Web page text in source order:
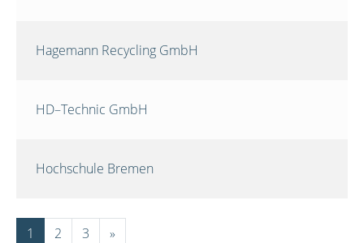
Hagemann Recycling GmbH
HD–Technic GmbH
Hochschule Bremen
1 2 3 »